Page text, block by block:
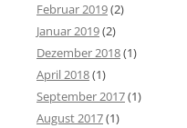
Februar 2019(2)
Januar 2019(2)
Dezember 2018(1)
April 2018(1)
September 2017(1)
August 2017(1)